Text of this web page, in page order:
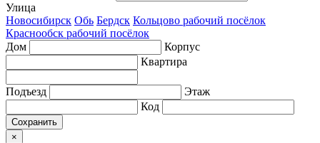
Улица
Новосибирск Обь Бердск Кольцово рабочий посёлок
Краснообск рабочий посёлок
Дом
Корпус
Квартира
Подъезд
Этаж
Код
Сохранить
×